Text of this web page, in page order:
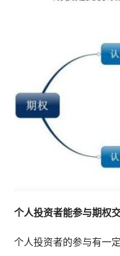
个人投资者能参与期权交
个人投资者的参与有一定